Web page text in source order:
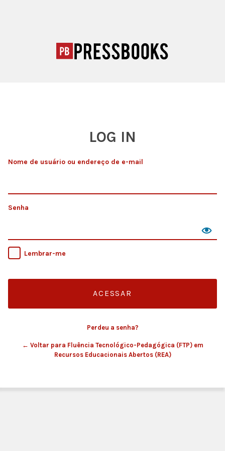
LOG IN
Nome de usuário ou endereço de e-mail
Senha
Lembrar-me
Perdeu a senha?
← Voltar para Fluência Tecnológico-Pedagógica (FTP) em
Recursos Educacionais Abertos (REA)